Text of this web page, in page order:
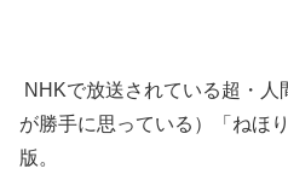
NHKで放送されている超・
が勝手に思っている）「ねほ
版。